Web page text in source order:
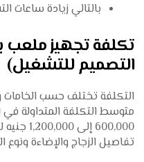
بالتالي زيادة ساعات
تكلفة تجهيز
التصميم للتشغيل)
التكلفة تختلف حسب الخامات
متوسط التكلفة المتداولة في
600,000
تفاصيل الزجاج والإضاءة ونوع